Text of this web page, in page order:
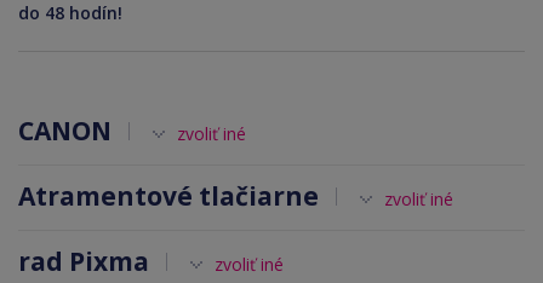
do 48 hodín!
CANON zvoliť iné
Atramentové tlačiarne zvoliť iné
rad Pixma zvoliť iné